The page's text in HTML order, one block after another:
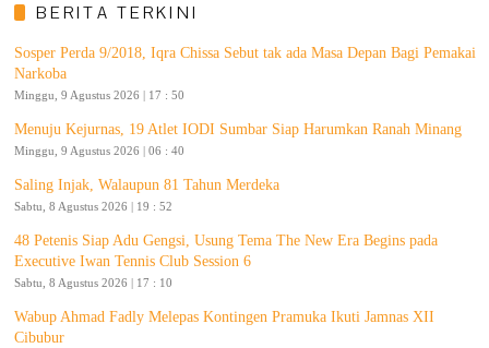
BERITA TERKINI
Sosper Perda 9/2018, Iqra Chissa Sebut tak ada Masa Depan Bagi Pemakai
Narkoba
Minggu, 9 Agustus 2026 | 17 : 50
Menuju Kejurnas, 19 Atlet IODI Sumbar Siap Harumkan Ranah Minang
Minggu, 9 Agustus 2026 | 06 : 40
Saling Injak, Walaupun 81 Tahun Merdeka
Sabtu, 8 Agustus 2026 | 19 : 52
48 Petenis Siap Adu Gengsi, Usung Tema The New Era Begins pada
Executive Iwan Tennis Club Session 6
Sabtu, 8 Agustus 2026 | 17 : 10
Wabup Ahmad Fadly Melepas Kontingen Pramuka Ikuti Jamnas XII
Cibubur